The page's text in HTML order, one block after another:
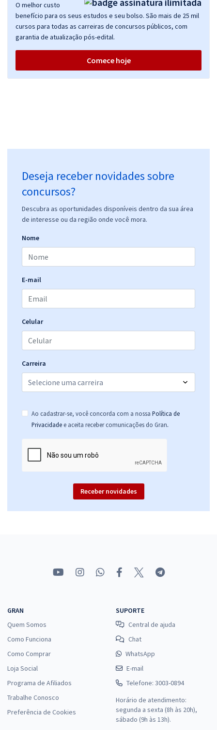
O melhor custo
benefício para os seus estudos e seu bolso. São mais de 25 mil
cursos para todas as carreiras de concursos públicos, com
garantia de atualização pós-edital.
Comece hoje
Deseja receber novidades sobre
concursos?
Descubra as oportunidades disponíveis dentro da sua área
de interesse ou da região onde você mora.
Nome
E-mail
Celular
Carreira
Ao cadastrar-se, você concorda com a nossa Política de
Privacidade e aceita receber comunicações do Gran.
Receber novidades
GRAN
Quem Somos
Como Funciona
Como Comprar
Loja Social
Programa de Afiliados
Trabalhe Conosco
Preferência de Cookies
SUPORTE
Central de ajuda
Chat
WhatsApp
E-mail
Telefone: 3003-0894
Horário de atendimento:
segunda a sexta (8h às 20h),
sábado (9h às 13h).